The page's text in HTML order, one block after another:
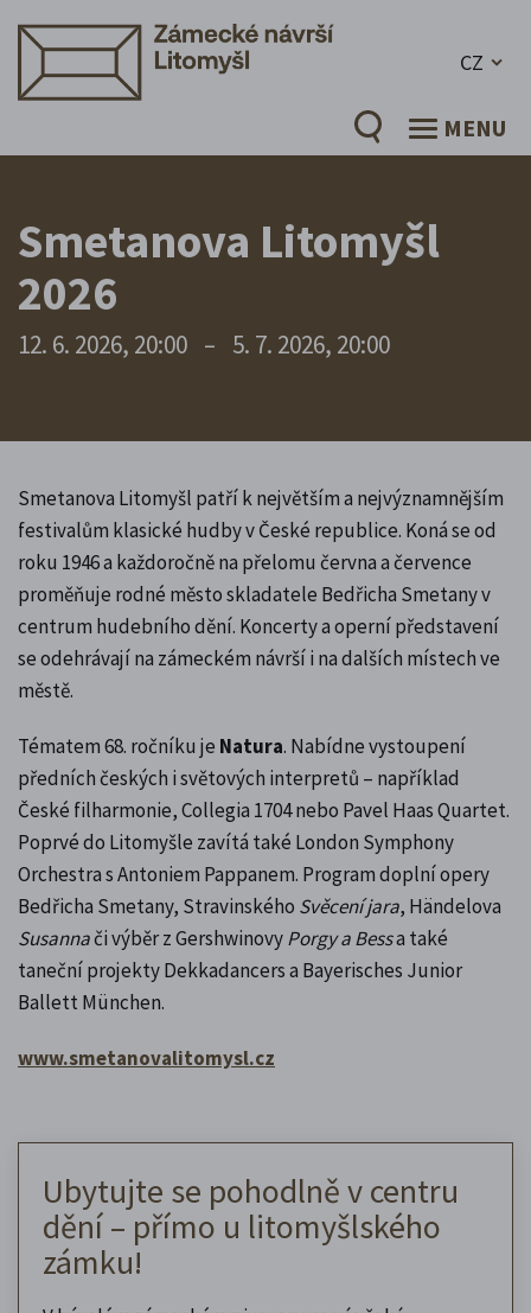
CZ
MENU
Smetanova Litomyšl
2026
12. 6. 2026, 20:00 – 5. 7. 2026, 20:00
Smetanova Litomyšl patří k největším a nejvýznamnějším
festivalům klasické hudby v České republice. Koná se od
roku 1946 a každoročně na přelomu června a července
proměňuje rodné město skladatele Bedřicha Smetany v
centrum hudebního dění. Koncerty a operní představení
se odehrávají na zámeckém návrší i na dalších místech ve
městě.
Tématem 68. ročníku je Natura. Nabídne vystoupení
předních českých i světových interpretů – například
České filharmonie, Collegia 1704 nebo Pavel Haas Quartet.
Poprvé do Litomyšle zavítá také London Symphony
Orchestra s Antoniem Pappanem. Program doplní opery
Bedřicha Smetany, Stravinského Svěcení jara, Händelova
Susannači výběr z GershwinovyPorgy a Bessa také
taneční projekty Dekkadancers a Bayerisches Junior
Ballett München.
www.smetanovalitomysl.cz
Ubytujte se pohodlně v centru
dění – přímo u litomyšlského
zámku!